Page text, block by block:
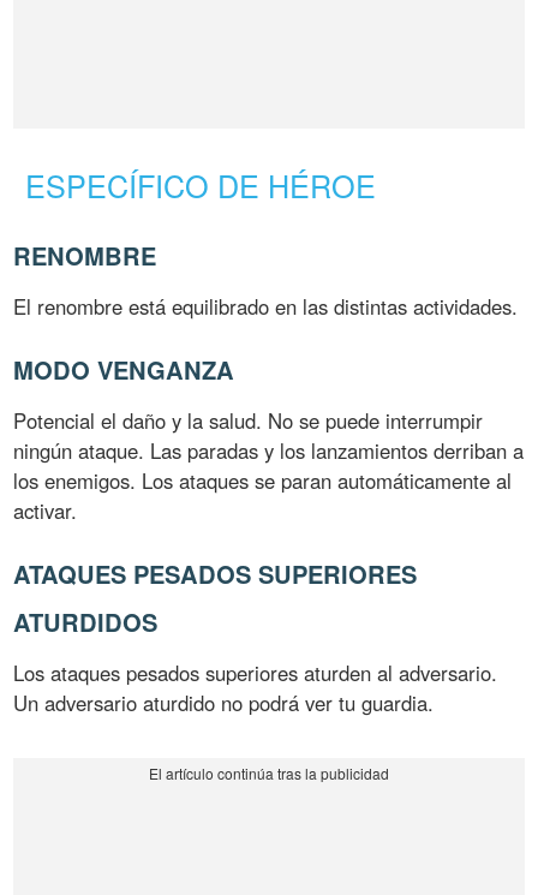
ESPECÍFICO DE HÉROE
RENOMBRE
El renombre está equilibrado en las distintas actividades.
MODO VENGANZA
Potencial el daño y la salud. No se puede interrumpir
ningún ataque. Las paradas y los lanzamientos derriban a
los enemigos. Los ataques se paran automáticamente al
activar.
ATAQUES PESADOS SUPERIORES
ATURDIDOS
Los ataques pesados superiores aturden al adversario.
Un adversario aturdido no podrá ver tu guardia.